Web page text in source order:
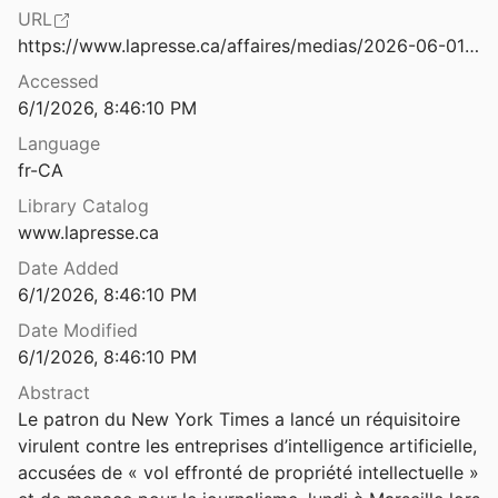
Édition et LaTeX
Enseignement
global
Histoire
Informatique
Informatique
Jeux
LIRE
Littérature
Logiciels
numérique
vrais enjeux
Le point aveugle: cours de logique. Vers l'imperfection
URL
https://www.lapresse.ca/affaires/medias/2026-06-01/le-patron-du-new-york-times-accuse-l-ia-de-vol-effronte-de-propriete-intellectuelle.php
Accessed
6/1/2026, 8:46:10 PM
Language
fr-CA
Library Catalog
www.lapresse.ca
Date Added
6/1/2026, 8:46:10 PM
Date Modified
6/1/2026, 8:46:10 PM
Abstract
Le patron du New York Times a lancé un réquisitoire
virulent contre les entreprises d’intelligence artificielle,
accusées de « vol effronté de propriété intellectuelle »